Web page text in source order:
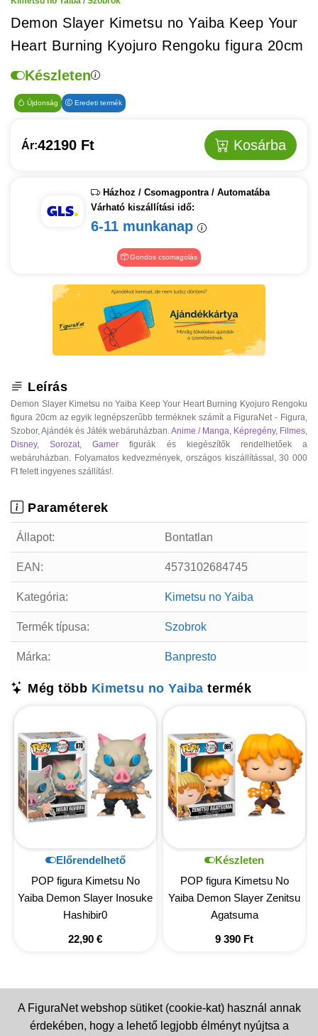
Demon Slayer Kimetsu no Yaiba Keep Your
Heart Burning Kyojuro Rengoku figura 20cm
Készleten
Újdonság Eredeti termék
Ár:42190 Ft Kosárba
Házhoz / Csomagpontra / Automatába
Várható kiszállítási idő:
6-11 munkanap
Gondos csomagolás
Leírás
Demon Slayer Kimetsu no Yaiba Keep Your Heart Burning Kyojuro Rengoku
figura 20cm az egyik legnépszerűbb terméknek számít a FiguraNet - Figura,
Szobor, Ajándék és Játék webáruházban.Anime / Manga, Képregény, Filmes,
Disney,Sorozat,Gamer figurák és kiegészítők rendelhetőek a
webáruházban. Folyamatos kedvezmények, országos kiszállítással, 30 000
Ft felett ingyenes szállítás!.
Paraméterek
Állapot: Bontatlan
EAN: 4573102684745
Kategória: Kimetsu no Yaiba
Termék típusa: Szobrok
Márka: Banpresto
Még több Kimetsu no Yaiba termék
Előrendelhető
POP figura Kimetsu No
Yaiba Demon Slayer Inosuke
Hashibir0
22,90 €
Készleten
POP figura Kimetsu No
Yaiba Demon Slayer Zenitsu
Agatsuma
9 390 Ft
A FiguraNet webshop sütiket (cookie-kat) használ annak
érdekében, hogy a lehető legjobb élményt nyújtsa a